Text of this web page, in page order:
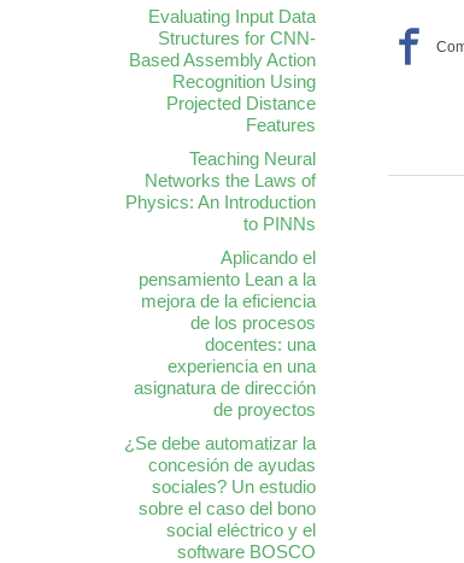
Evaluating Input Data
Structures for CNN-
Based Assembly Action
Recognition Using
Projected Distance
Features
Teaching Neural
Networks the Laws of
Physics: An Introduction
to PINNs
Aplicando el
pensamiento Lean a la
mejora de la eficiencia
de los procesos
docentes: una
experiencia en una
asignatura de dirección
de proyectos
¿Se debe automatizar la
concesión de ayudas
sociales? Un estudio
sobre el caso del bono
social eléctrico y el
software BOSCO